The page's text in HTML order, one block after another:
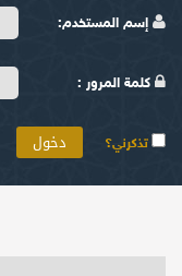
إسم المستخدم:
كلمة المرور :
تذكرني؟